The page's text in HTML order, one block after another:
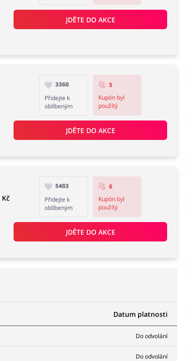
JDĚTE DO AKCE
3360
Přidejte k
oblíbeným
5
Kupón byl
použítý
JDĚTE DO AKCE
5403
Přidejte k
oblíbeným
6
Kupón byl
použítý
JDĚTE DO AKCE
Datum platnosti
Do odvolání
Do odvolání